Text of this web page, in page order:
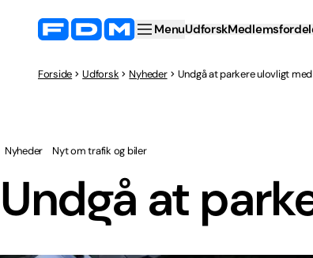
MenuUdforsk
Forside Udforsk Nyheder Undgå at parkere ulovligt
Undgå at
Nyheder Nyt om trafik og biler